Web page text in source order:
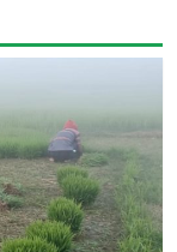
প্রশান্তির একদিন :